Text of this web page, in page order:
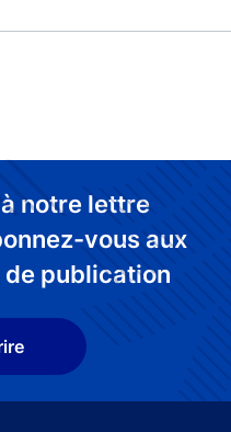
notre lettre
vous aux
publication